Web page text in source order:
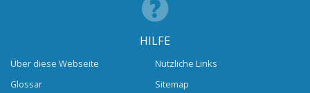
HILFE
Über diese Webseite
Glossar
Nützliche Links
Sitemap